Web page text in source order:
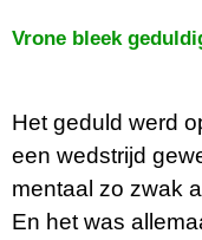
Vrone bleek
Het geduld werd
een wedstrijd
mentaal zo zwak
En het was